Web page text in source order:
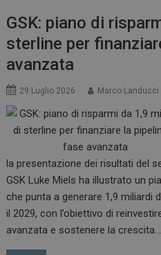
GSK: piano di
sterline per
avanzata
29 Luglio 2026 Marco Landucci
la presentazione dei risultati del
GSK Luke Miels ha illustrato un
che punta a generare 1,9 miliardi
il 2029, con l’obiettivo di
avanzata e sostenere la crescita…